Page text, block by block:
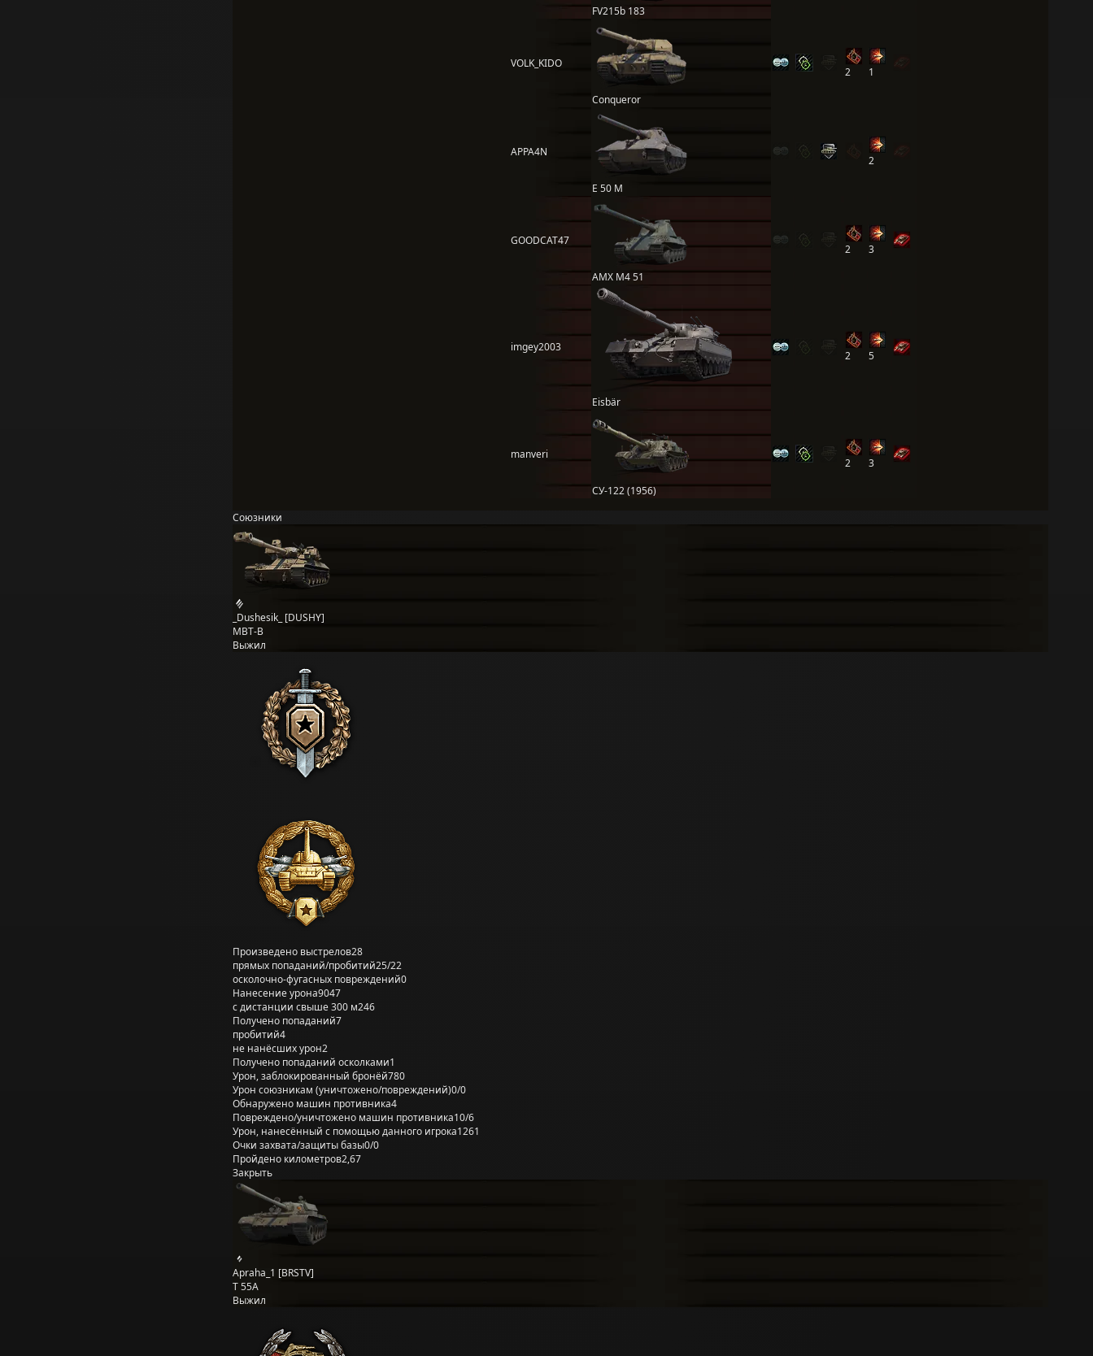
FV215b 183
VOLK_KIDO
Conqueror
2 1
APPA4N
E 50 M
2
GOODCAT47
AMX M4 51
2 3
imgey2003
Eisbär
2 5
manveri
СУ-122 (1956)
2 3
Союзники
_Dushesik_ [DUSHY]
MBT-B
Выжил
Произведено выстрелов28
прямых попаданий/пробитий25/22
осколочно-фугасных повреждений0
Нанесение урона9047
с дистанции свыше 300 м246
Получено попаданий7
пробитий4
не нанёсших урон2
Получено попаданий осколками1
Урон, заблокированный бронёй780
Урон союзникам (уничтожено/повреждений)0/0
Обнаружено машин противника4
Повреждено/уничтожено машин противника10/6
Урон, нанесённый с помощью данного игрока1261
Очки захвата/защиты базы0/0
Пройдено километров2,67
Закрыть
Apraha_1 [BRSTV]
T 55A
Выжил